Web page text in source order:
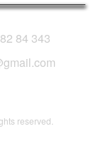
84 343
reserved.